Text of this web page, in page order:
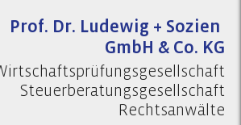
Prof. Dr. Ludewig + Sozien
GmbH & Co. KG
Steuerberatungsgesellschaft
Rechtsanwälte